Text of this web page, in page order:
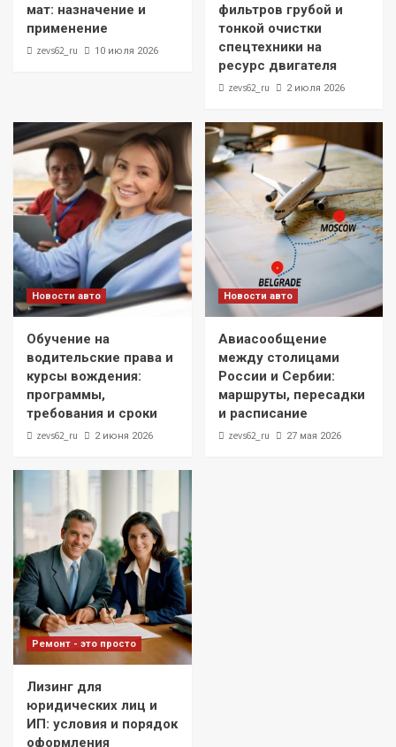
мат: назначение и
применение
zevs62_ru 10 июля 2026
фильтров грубой и
тонкой очистки
спецтехники на
ресурс двигателя
zevs62_ru 2 июля 2026
Новости авто
Обучение на
водительские права и
курсы вождения:
программы,
требования и сроки
zevs62_ru 2 июня 2026
Новости авто
Авиасообщение
между столицами
России и Сербии:
маршруты, пересадки
и расписание
zevs62_ru 27 мая 2026
Ремонт - это просто
Лизинг для
юридических лиц и
ИП: условия и порядок
оформления